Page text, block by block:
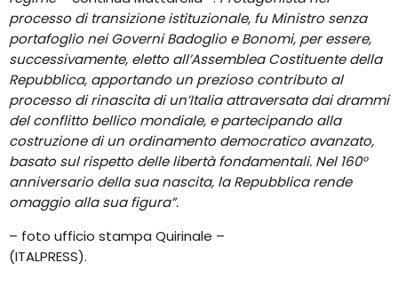
processo di transizione istituzionale, fu Ministro senza
portafoglio nei Governi Badoglio e Bonomi, per essere,
successivamente, eletto all’Assemblea Costituente della
Repubblica, apportando un prezioso contributo al
processo di rinascita di un’Italia attraversata dai drammi
del conflitto bellico mondiale, e partecipando alla
costruzione di un ordinamento democratico avanzato,
basato sul rispetto delle libertà fondamentali. Nel 160°
anniversario della sua nascita, la Repubblica rende
omaggio alla sua figura”.
– foto ufficio stampa Quirinale –
(ITALPRESS).